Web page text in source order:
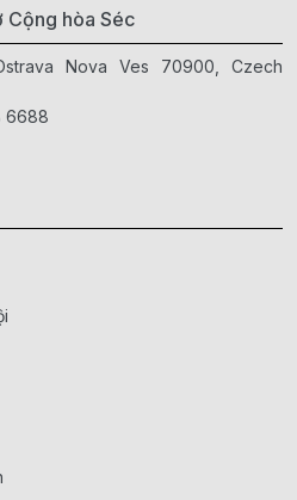
Cộng hòa Séc
Nova Ves 70900, Czech
6688